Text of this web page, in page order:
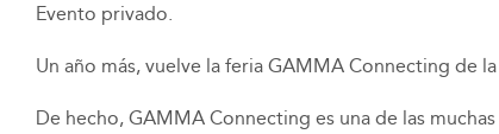
Evento privado.
Un año más, vuelve la feria GAMMA Connecting de
De hecho, GAMMA Connecting es una de las